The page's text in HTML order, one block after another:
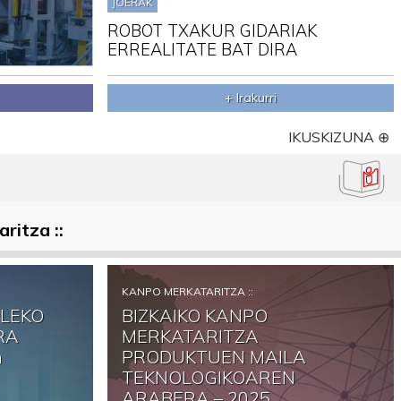
ROBOT TXAKUR GIDARIAK
ERREALITATE BAT DIRA
+ Irakurri
IKUSKIZUNA ⊕
::
KANPO MERKATARITZA ::
BIZKAIKO KANPO
MERKATARITZA
PRODUKTUEN MAILA
TEKNOLOGIKOAREN